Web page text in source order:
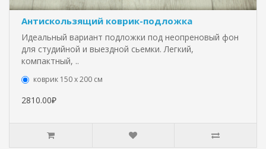
Антискользящий коврик-подложка
Идеальный вариант подложки под неопреновый фон
для студийной и выездной сьемки. Легкий,
компактный, ..
коврик 150 х 200 см
2810.00₽